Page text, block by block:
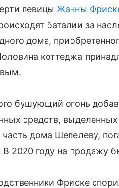
певицы Жанны
баталии за
дома,
коттеджа
бушующий огонь
средств,
дома Шепелеву,
В 2020 году на продажу
Фриске